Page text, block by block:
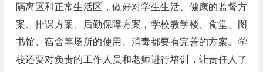
隔离区和正常生活区，做好对学生生活、健康的监督方
案、排课方案、后勤保障方案，学校教学楼、食堂、图
书馆、宿舍等场所的使用、消毒都要有完善的方案。学
校还要对负责的工作人员和老师进行培训，让责任人了